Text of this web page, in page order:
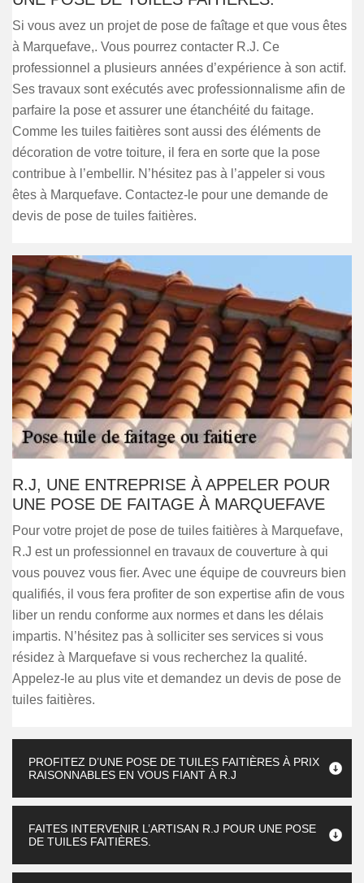
Si vous avez un projet de pose de faîtage et que vous êtes
à Marquefave,. Vous pourrez contacter R.J. Ce
professionnel a plusieurs années d’expérience à son actif.
Ses travaux sont exécutés avec professionnalisme afin de
parfaire la pose et assurer une étanchéité du faitage.
Comme les tuiles faitières sont aussi des éléments de
décoration de votre toiture, il fera en sorte que la pose
contribue à l’embellir. N’hésitez pas à l’appeler si vous
êtes à Marquefave. Contactez-le pour une demande de
devis de pose de tuiles faitières.
R.J, UNE ENTREPRISE À APPELER POUR
UNE POSE DE FAITAGE À MARQUEFAVE
Pour votre projet de pose de tuiles faitières à Marquefave,
R.J est un professionnel en travaux de couverture à qui
vous pouvez vous fier. Avec une équipe de couvreurs bien
qualifiés, il vous fera profiter de son expertise afin de vous
liber un rendu conforme aux normes et dans les délais
impartis. N’hésitez pas à solliciter ses services si vous
résidez à Marquefave si vous recherchez la qualité.
Appelez-le au plus vite et demandez un devis de pose de
tuiles faitières.
PROFITEZ D’UNE POSE DE TUILES FAITIÈRES À PRIX
RAISONNABLES EN VOUS FIANT À R.J
FAITES INTERVENIR L’ARTISAN R.J POUR UNE POSE
DE TUILES FAITIÈRES.